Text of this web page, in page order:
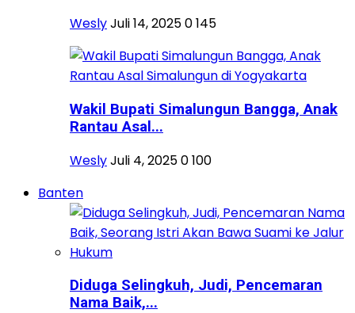
WeslyJuli 14, 20250145
Wakil Bupati Simalungun Bangga, Anak
Rantau Asal...
WeslyJuli 4, 20250100
Banten
Diduga Selingkuh, Judi, Pencemaran
Nama Baik,...